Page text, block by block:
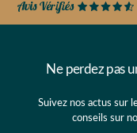
Ne perdez pas
Suivez nos actus sur
conseils sur